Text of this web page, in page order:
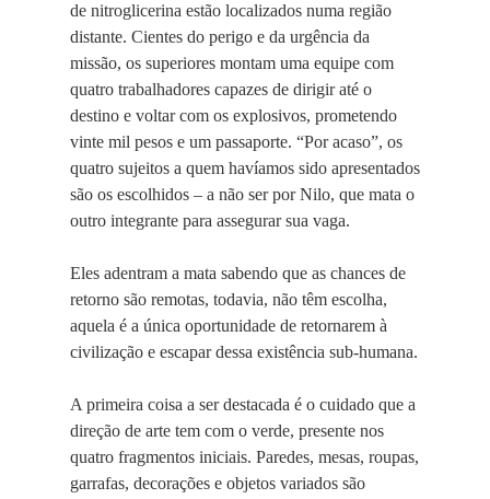
de nitroglicerina estão localizados numa região
distante. Cientes do perigo e da urgência da
missão, os superiores montam uma equipe com
quatro trabalhadores capazes de dirigir até o
destino e voltar com os explosivos, prometendo
vinte mil pesos e um passaporte. “Por acaso”, os
quatro sujeitos a quem havíamos sido apresentados
são os escolhidos – a não ser por Nilo, que mata o
outro integrante para assegurar sua vaga.
Eles adentram a mata sabendo que as chances de
retorno são remotas, todavia, não têm escolha,
aquela é a única oportunidade de retornarem à
civilização e escapar dessa existência sub-humana.
A primeira coisa a ser destacada é o cuidado que a
direção de arte tem com o verde, presente nos
quatro fragmentos iniciais. Paredes, mesas, roupas,
garrafas, decorações e objetos variados são